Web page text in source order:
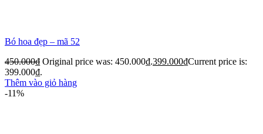
Bó hoa đẹp – mã 52
450.000₫ Original price was: 450.000₫.399.000₫Current price is:
399.000₫.
Thêm vào giỏ hàng
-11%